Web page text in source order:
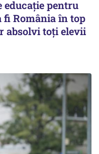
educaţie pentru
fi România în top
absolvi toţi elevii